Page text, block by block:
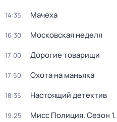
14:35 Мачеха
16:30 Московская неделя
17:00 Дорогие товарищи
17:50 Охота на маньяка
18:35 Настоящий детектив
19:25 Мисс Полиция. Сезон 1